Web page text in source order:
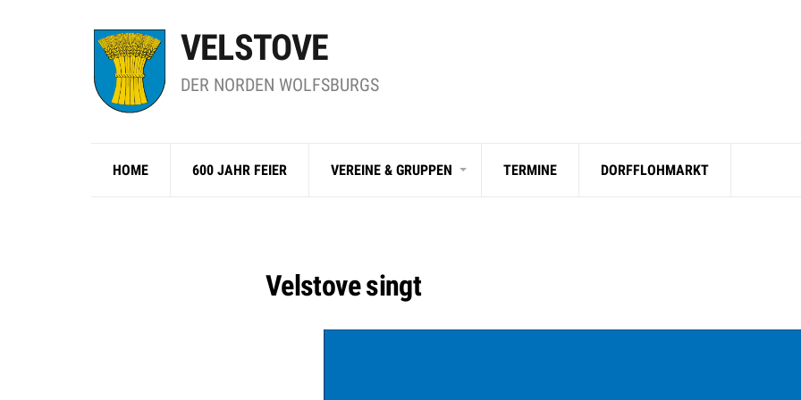
VELSTOVE
DER NORDEN WOLFSBURGS
HOME 600 JAHR FEIER VEREINE & GRUPPEN TERMINE DORFFLOHMARKT
Velstove singt